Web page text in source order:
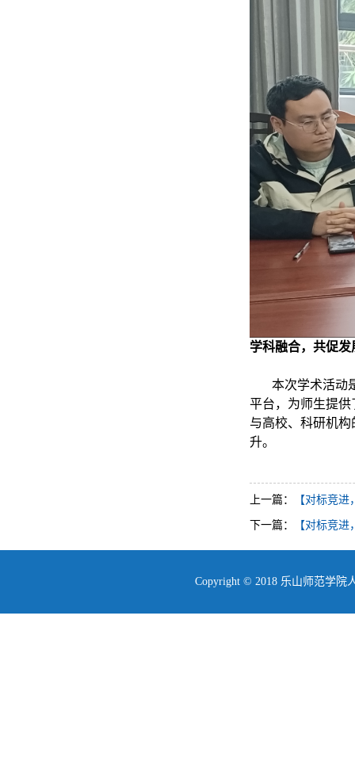
学科融合，共促发
本次学术活动
平台，为师生提
与高校、科研机
升。
上一篇： 【对标竞
下一篇： 【对标竞
Copyright © 2018 乐山师范学院